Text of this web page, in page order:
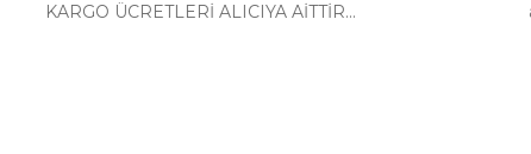
KARGO ÜCRETLERİ ALICIYA AİTTİR...